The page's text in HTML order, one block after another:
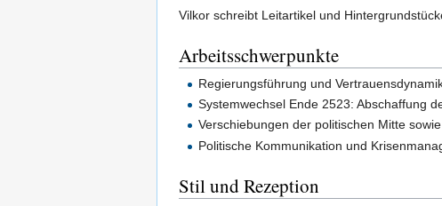
Vilkor schreibt Leitartikel und
Arbeitsschwerpunkte
Regierungsführung und
Systemwechsel Ende 2523: Abschaffung
Verschiebungen der politischen Mitte
Politische Kommunikation und
Stil und Rezeption